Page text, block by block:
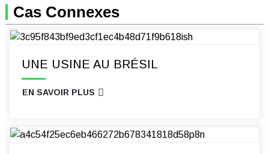
Cas Connexes
UNE USINE AU BRÉSIL
EN SAVOIR PLUS